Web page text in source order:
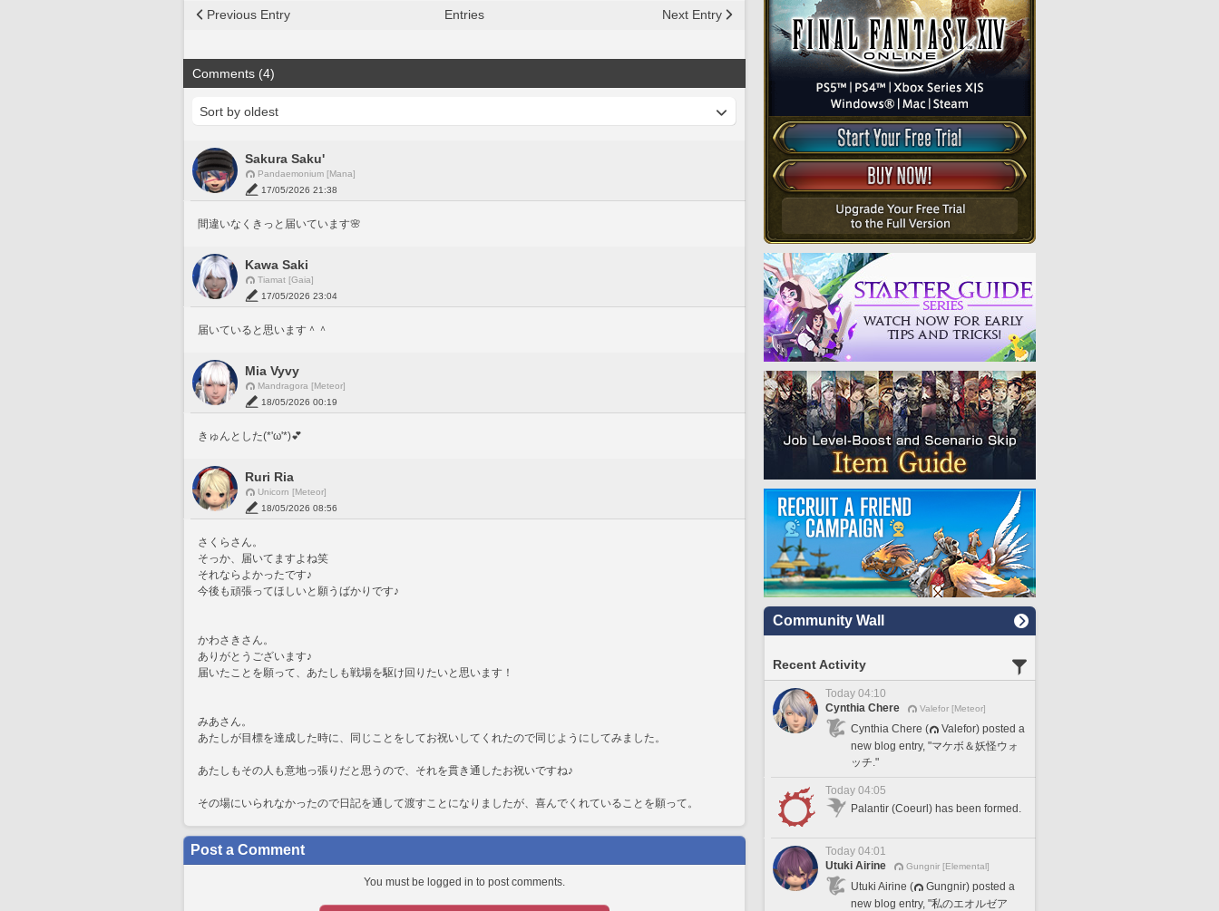
Previous Entry Entries Next Entry
Comments (4)
Sakura Saku'
Pandaemonium [Mana]
17/05/2026 21:38
間違いなくきっと届いています🌸
Kawa Saki
Tiamat [Gaia]
17/05/2026 23:04
届いていると思います＾＾
Mia Vyvy
Mandragora [Meteor]
18/05/2026 00:19
きゅんとした(*'ω'*)💕
Ruri Ria
Unicorn [Meteor]
18/05/2026 08:56
さくらさん。
そっか、届いてますよね笑
それならよかったです♪
今後も頑張ってほしいと願うばかりです♪
かわさきさん。
ありがとうございます♪
届いたことを願って、あたしも戦場を駆け回りたいと思います！
みあさん。
あたしが目標を達成した時に、同じことをしてお祝いしてくれたので同じようにしてみました。
あたしもその人も意地っ張りだと思うので、それを貫き通したお祝いですね♪
その場にいられなかったので日記を通して渡すことになりましたが、喜んでくれていることを願って。
Post a Comment
You must be logged in to post comments.
Community Wall
Recent Activity
Today 04:10
Cynthia Chere
Valefor [Meteor]
Cynthia Chere (
Valefor) posted a
new blog entry, "マケボ＆妖怪ウォ
ッチ."
Today 04:05
Palantir (Coeurl) has been formed.
Today 04:01
Utuki Airine
Gungnir [Elemental]
Utuki Airine (
Gungnir) posted a
new blog entry, "私のエオルゼア